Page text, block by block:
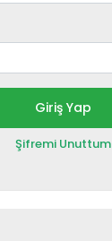
Giriş Yap
Şifremi Unuttum